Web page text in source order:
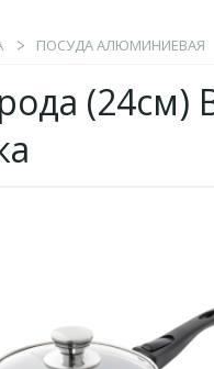
ПОСУДА АЛЮМИНИЕВАЯ
(24см)